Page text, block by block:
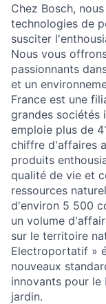
Chez Bosch,
technologies de
susciter
Nous vous
passionnants
et un
France est une
grandes sociétés
emploie plus de
chiffre d'affaires
produits
qualité de vie et
ressources
d'environ 5 500
un volume
sur le territoire
Electroportatif »
nouveaux
innovants pour le
jardin.